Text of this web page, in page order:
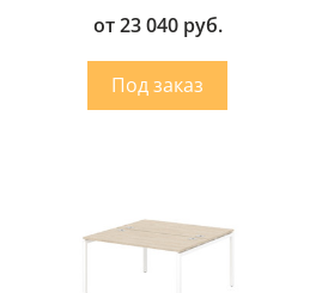
от 23 040 руб.